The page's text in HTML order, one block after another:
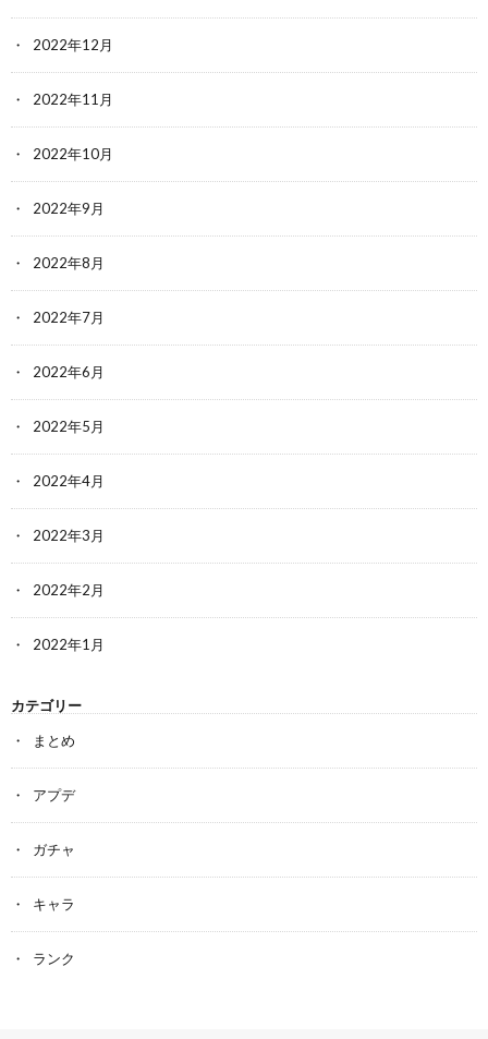
2022年12月
2022年11月
2022年10月
2022年9月
2022年8月
2022年7月
2022年6月
2022年5月
2022年4月
2022年3月
2022年2月
2022年1月
カテゴリー
まとめ
アプデ
ガチャ
キャラ
ランク